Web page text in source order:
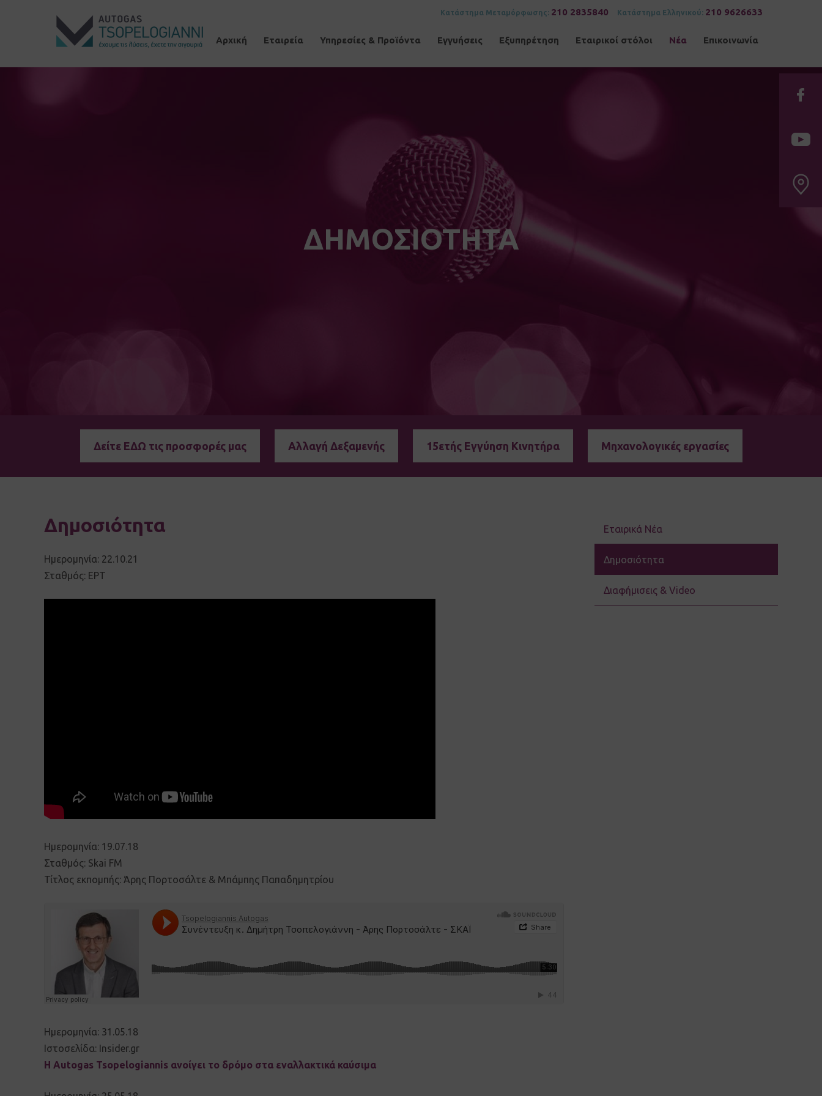
Κατάστημα Μεταμόρφωσης: 210 2835840 Κατάστημα Ελληνικού: 210 9626633
Αρχική Εταιρεία Υπηρεσίες & Προϊόντα Εγγυήσεις Εξυπηρέτηση Εταιρικοί στόλοι Νέα Επικοινωνία
ΔΗΜΟΣΙΟΤΗΤΑ
Δείτε ΕΔΩ τις προσφορές μας Αλλαγή Δεξαμενής 15ετής Εγγύηση Κινητήρα Μηχανολογικές εργασίες
Δημοσιότητα
Ημερομηνία: 22.10.21
Σταθμός: ΕΡΤ
Ημερομηνία: 19.07.18
Σταθμός: Skai FM
Τίτλος εκπομπής: Άρης Πορτοσάλτε & Μπάμπης Παπαδημητρίου
Ημερομηνία: 31.05.18
Ιστοσελίδα: Insider.gr
Η Autogas Tsopelogiannis ανοίγει το δρόμο στα εναλλακτικά καύσιμα
Εταιρικά Νέα
Δημοσιότητα
Διαφήμισεις & Video